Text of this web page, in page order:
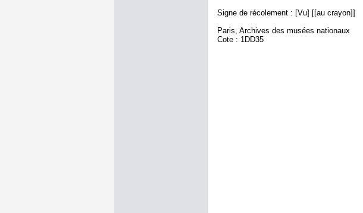
Signe de récolement : [Vu] [[au crayon]]
Paris, Archives des musées nationaux
Cote : 1DD35